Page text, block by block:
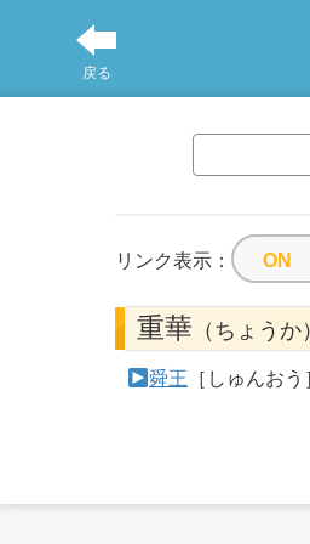
戻る
リンク表示：
重華 （ちょうか
舜王 ［しゅんおう